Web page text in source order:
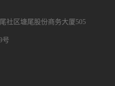
社区塘尾股份商务大厦505
号